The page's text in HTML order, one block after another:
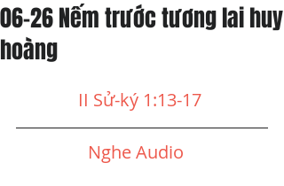
06-26 Nếm trước tương lai huy
hoàng
II Sử-ký 1:13-17
Nghe Audio